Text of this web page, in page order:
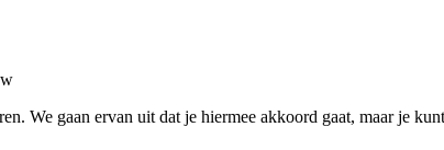
We gaan ervan uit dat je hiermee akkoord gaat, maar je